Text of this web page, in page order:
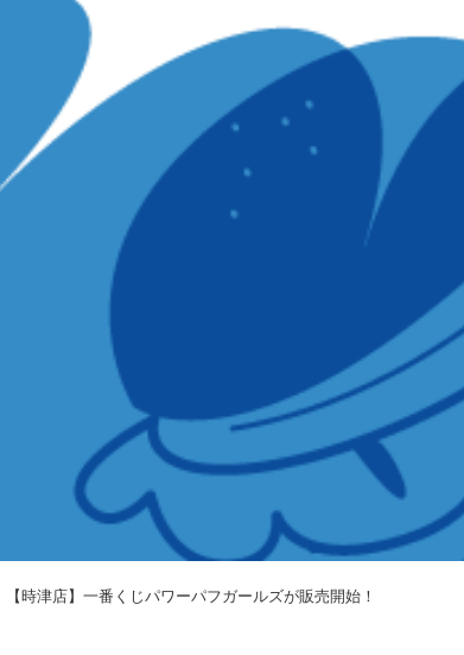
【時津店】一番くじパワーパフガールズが販売開始！